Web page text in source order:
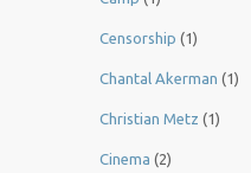
Censorship (1)
Chantal Akerman (1)
Christian Metz (1)
Cinema (2)